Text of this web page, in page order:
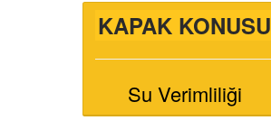
KAPAK KONUSU
Su Verimliliği